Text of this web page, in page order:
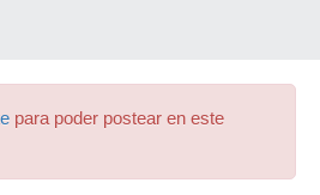
para poder postear en este